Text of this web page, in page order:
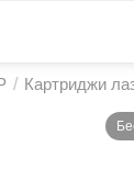
/ Картриджи